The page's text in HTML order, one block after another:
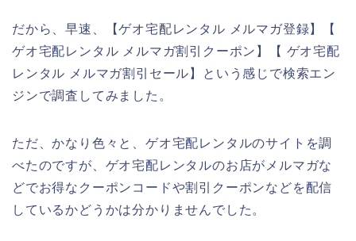
だから、早速、【ゲオ宅配レンタル メルマガ登録】【
ゲオ宅配レンタル メルマガ割引クーポン】【 ゲオ宅配
レンタル メルマガ割引セール】という感じで検索エン
ジンで調査してみました。
ただ、かなり色々と、ゲオ宅配レンタルのサイトを調
べたのですが、ゲオ宅配レンタルのお店がメルマガな
どでお得なクーポンコードや割引クーポンなどを配信
しているかどうかは分かりませんでした。